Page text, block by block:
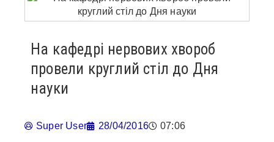
На кафедрі нервових хвороб
провели круглий стіл до Дня
науки
Super User 28/04/2016 07:06